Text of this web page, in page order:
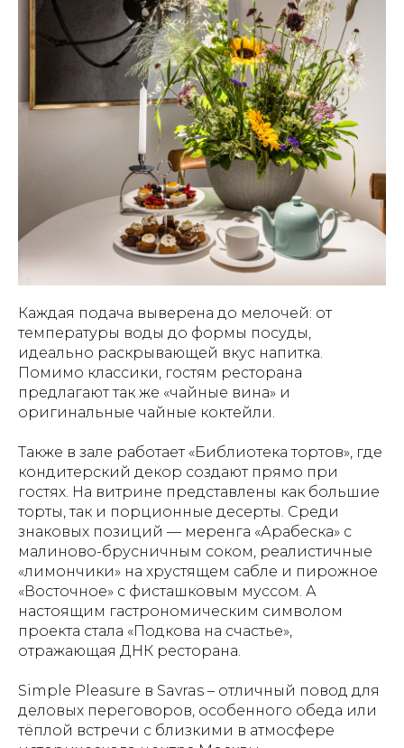
Каждая подача выверена до мелочей: от
температуры воды до формы посуды,
идеально раскрывающей вкус напитка.
Помимо классики, гостям ресторана
предлагают так же «чайные вина» и
оригинальные чайные коктейли.
Также в зале работает «Библиотека тортов», где
кондитерский декор создают прямо при
гостях. На витрине представлены как большие
торты, так и порционные десерты. Среди
знаковых позиций — меренга «Арабеска» с
малиново-брусничным соком, реалистичные
«лимончики» на хрустящем сабле и пирожное
«Восточное» с фисташковым муссом. А
настоящим гастрономическим символом
проекта стала «Подкова на счастье»,
отражающая ДНК ресторана.
Simple Pleasure в Savras – отличный повод для
деловых переговоров, особенного обеда или
тёплой встречи с близкими в атмосфере